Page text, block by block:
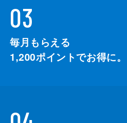
03
毎月もらえる
1,200ポイントでお得に。